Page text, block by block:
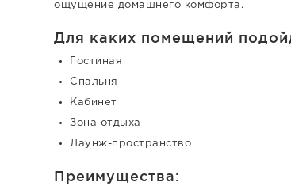
ощущение домашнего комфорта.
Для каких помещений
Гостиная
Спальня
Кабинет
Зона отдыха
Лаунж-пространство
Преимущества: